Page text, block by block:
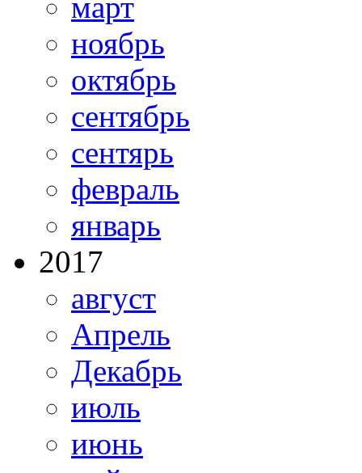
март
ноябрь
октябрь
сентябрь
сентярь
февраль
январь
2017
август
Апрель
Декабрь
июль
июнь